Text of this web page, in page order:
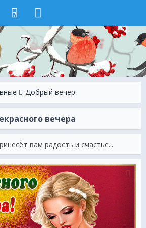
7
Добрый вечер
вечера
вам радость и счастье...